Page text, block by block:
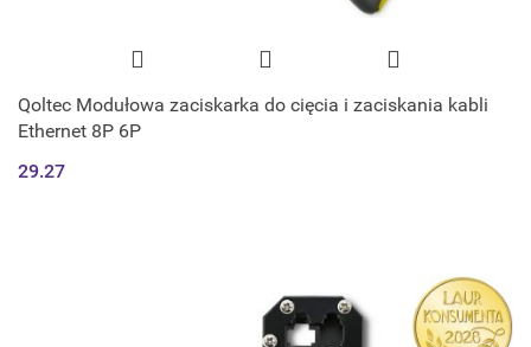
Qoltec Modułowa zaciskarka do cięcia i zaciskania kabli
Ethernet 8P 6P
29.27